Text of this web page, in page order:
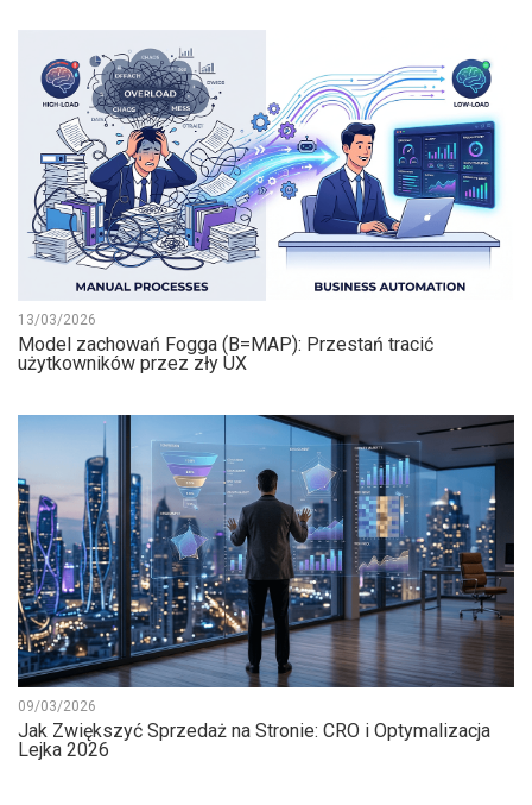
13/03/2026
Model zachowań Fogga (B=MAP): Przestań tracić
użytkowników przez zły UX
09/03/2026
Jak Zwiększyć Sprzedaż na Stronie: CRO i Optymalizacja
Lejka 2026